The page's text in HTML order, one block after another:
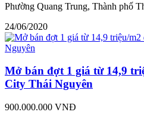
Phường Quang Trung, Thành phố
24/06/2020
Mở bán đợt 1 giá từ 14,9
City Thái Nguyên
900.000.000 VNĐ